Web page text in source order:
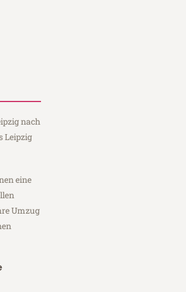
nach
Leipzig
eine
Umzug